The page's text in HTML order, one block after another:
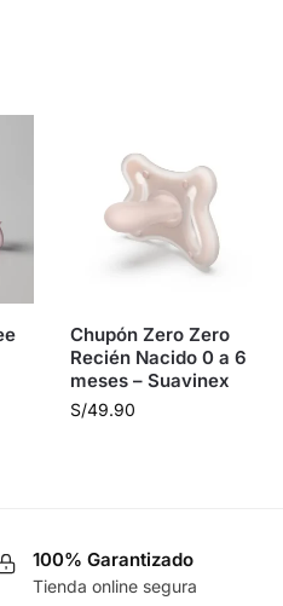
Chupón Zero Zero
Recién Nacido 0 a 6
meses – Suavinex
S/49.90
100% Garantizado
Tienda online segura